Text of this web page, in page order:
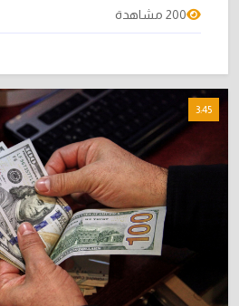
200 مشاهدة
3:45